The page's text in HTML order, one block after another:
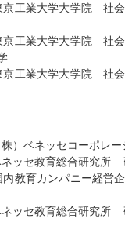
業大学大学院 社会
業大学大学院 社会
業大学大学院 社会
ベネッセコーポレ
セ教育総合研究所
育カンパニー経営企
セ教育総合研究所